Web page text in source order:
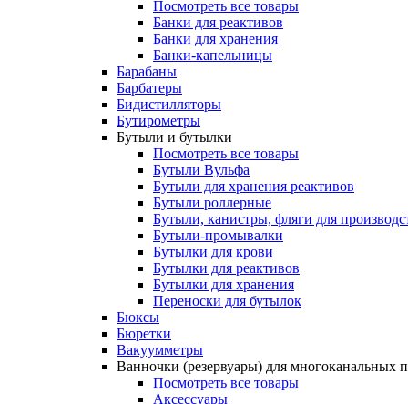
Посмотреть все товары
Банки для реактивов
Банки для хранения
Банки-капельницы
Барабаны
Барбатеры
Бидистилляторы
Бутирометры
Бутыли и бутылки
Посмотреть все товары
Бутыли Вульфа
Бутыли для хранения реактивов
Бутыли роллерные
Бутыли, канистры, фляги для
Бутыли-промывалки
Бутылки для крови
Бутылки для реактивов
Бутылки для хранения
Переноски для бутылок
Бюксы
Бюретки
Вакуумметры
Ванночки (резервуары) для многоканальных
Посмотреть все товары
Аксессуары